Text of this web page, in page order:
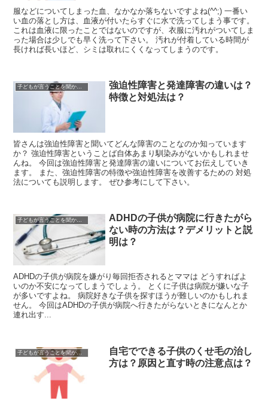
服などについてしまった血、なかなか落ちないですよね(^^;) 一番い
い血の落とし方は、血液が付いたらすぐに水で洗ってしまう事です。
これは血液に限ったことではないのですが、衣服に汚れがついてしま
った場合は少しでも早く洗って下さい。 汚れが付着している時間が
長ければ長いほど、シミは取れにくくなってしまうのです。
子どもが言うことを聞かない時
強迫性障害と発達障害の違いは？
特徴と対処法は？
皆さんは強迫性障害と聞いてどんな障害のことなのか知っています
か？ 強迫性障害ということば自体あまり馴染みがないかもしれませ
んね。 今回は強迫性障害と発達障害の違いについてお伝えしていき
ます。 また、強迫性障害の特徴や強迫性障害を改善するための 対処
法についても説明します。 ぜひ参考にして下さい。
子どもが言うことを聞かない時
ADHDの子供が病院に行きたがら
ない時の方法は？デメリットと説
明は？
ADHDの子供が病院を嫌がり毎回拒否されるとママは どうすればよ
いのか不安になってしまうでしょう。 とくに子供は病院が嫌いな子
が多いですよね。 病院好きな子供を探すほうが難しいのかもしれま
せん。 今回はADHDの子供が病院へ行きたがらないときになんとか
連れ出す...
子どもが言うことを聞かない時
自宅でできる子供のくせ毛の治し
方は？原因と直す時の注意点は？